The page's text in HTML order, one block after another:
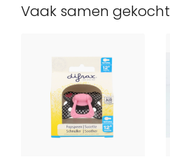
Vaak samen gekocht